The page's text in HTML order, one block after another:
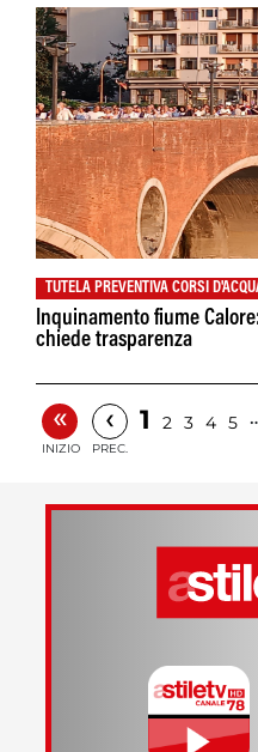
TUTELA PREVENTIVA CORSI
Inquinamento fiume
chiede trasparenza
«
INIZIO
‹
PREC.
1 2 3 4 5